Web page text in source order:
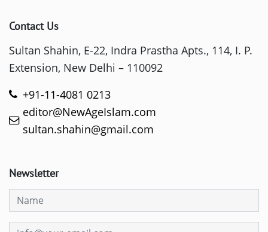
Contact Us
Sultan Shahin, E-22, Indra Prastha Apts., 114, I. P.
Extension, New Delhi – 110092
+91-11-4081 0213
editor@NewAgeIslam.com
sultan.shahin@gmail.com
Newsletter